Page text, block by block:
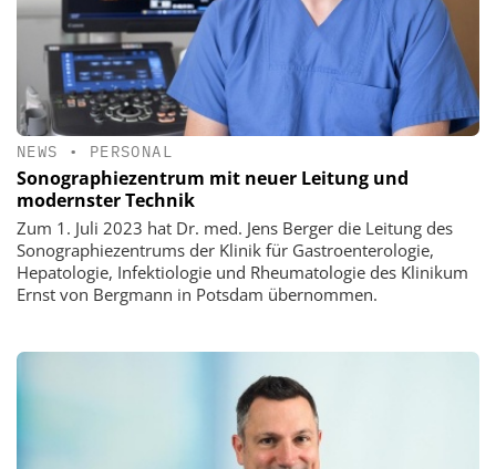
NEWS • PERSONAL
Sonographiezentrum mit neuer Leitung und
modernster Technik
Zum 1. Juli 2023 hat Dr. med. Jens Berger die Leitung des
Sonographiezentrums der Klinik für Gastroenterologie,
Hepatologie, Infektiologie und Rheumatologie des Klinikum
Ernst von Bergmann in Potsdam übernommen.